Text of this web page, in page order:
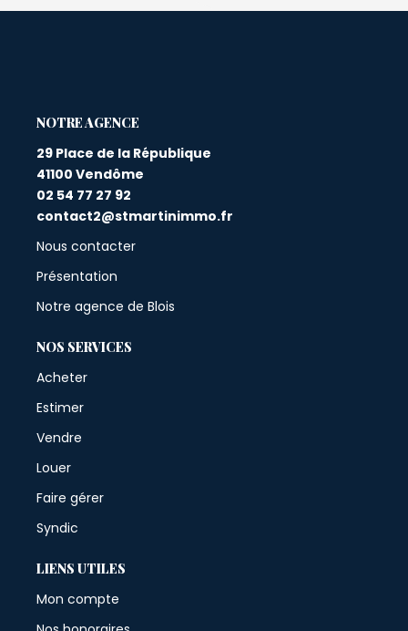
L'AGENCE
29 Place de la République
41100 Vendôme
02 54 77 27 92
contact2@stmartinimmo.fr
Nous contacter
Présentation
Notre agence de Blois
NOS SERVICES
Acheter
Estimer
Vendre
Louer
Faire gérer
Syndic
LIENS UTILES
Mon compte